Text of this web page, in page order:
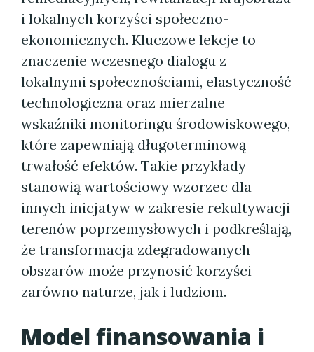
i lokalnych korzyści społeczno-
ekonomicznych. Kluczowe lekcje to
znaczenie wczesnego dialogu z
lokalnymi społecznościami, elastyczność
technologiczna oraz mierzalne
wskaźniki monitoringu środowiskowego,
które zapewniają długoterminową
trwałość efektów. Takie przykłady
stanowią wartościowy wzorzec dla
innych inicjatyw w zakresie rekultywacji
terenów poprzemysłowych i podkreślają,
że transformacja zdegradowanych
obszarów może przynosić korzyści
zarówno naturze, jak i ludziom.
Model finansowania i